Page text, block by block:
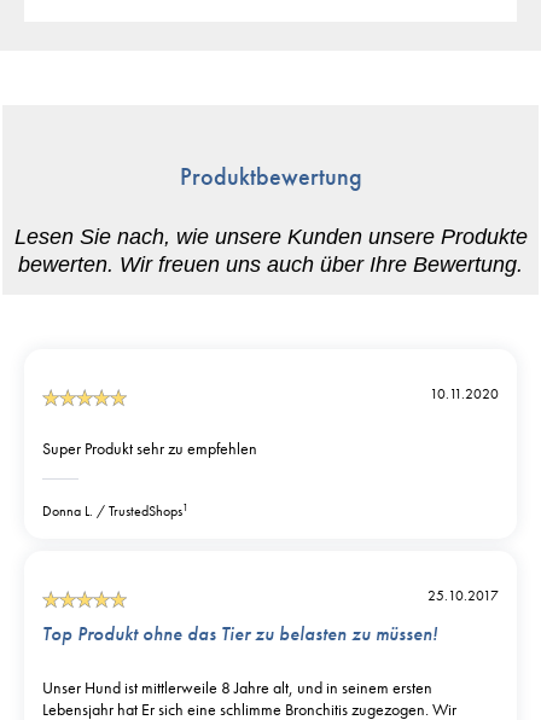
Produktbewertung
10.11.2020
Super Produkt sehr zu empfehlen
Donna L. TrustedShops1
25.10.2017
Top Produkt ohne das Tier zu belasten zu müssen!
Unser Hund ist mittlerweile 8 Jahre alt, und in seinem ersten
Lebensjahr hat Er sich eine schlimme Bronchitis zugezogen. Wir